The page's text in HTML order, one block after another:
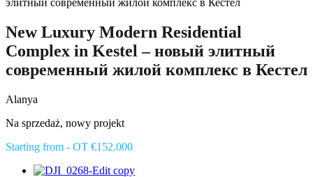
New Luxury Modern Residential
Complex in Kestel – новый элитный
современный жилой комплекс в Кестел
Alanya
Na sprzedaż, nowy projekt
Starting from - OT €152.000